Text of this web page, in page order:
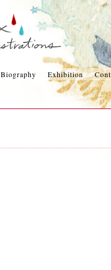
Biography Exhibition